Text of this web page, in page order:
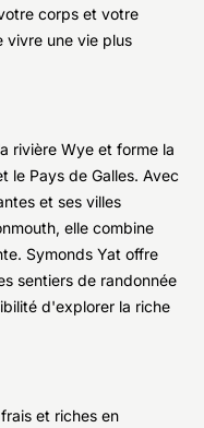
corps et votre
vivre une vie plus
rivière Wye et forme la
le Pays de Galles. Avec
et ses villes
elle combine
Symonds Yat offre
sentiers de randonnée
d'explorer la riche
et riches en